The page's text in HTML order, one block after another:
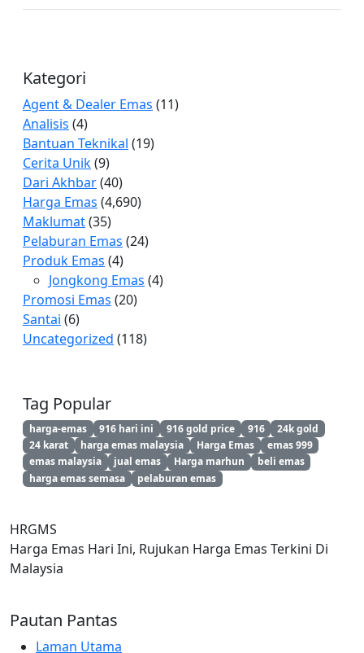
Kategori
Agent & Dealer Emas (11)
Analisis (4)
Bantuan Teknikal (19)
Cerita Unik(9)
Dari Akhbar(40)
Harga Emas (4,690)
Maklumat(35)
Pelaburan Emas (24)
Produk Emas (4)
Jongkong Emas (4)
Promosi Emas (20)
Santai (6)
Uncategorized (118)
Tag Popular
harga-emas 916 hari ini 916 gold price 916
24k gold
24 karat
harga emas malaysia Harga Emas
emas 999
emas malaysia
jual emas Harga marhun
beli emas
harga emas semasa
pelaburan emas
HRGMS
Harga Emas Hari Ini, Rujukan Harga Emas Terkini Di
Malaysia
Pautan Pantas
Laman Utama